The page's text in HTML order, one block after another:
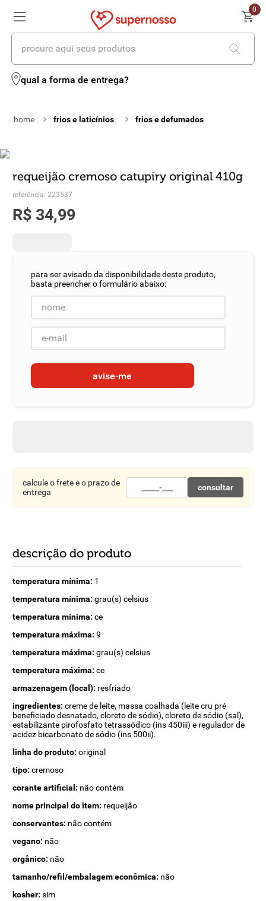
0
procure aqui seus produtos
qual a forma de entrega?
frios e laticínios frios e defumados
requeijão cremoso catupiry original 410g
referência: 223537
R$ 34,99
avise-me
calcule o frete e o prazo de
entrega
consultar
descrição do produto
temperatura mínima: 1
temperatura mínima: grau(s) celsius
temperatura mínima: ce
temperatura máxima: 9
temperatura máxima: grau(s) celsius
temperatura máxima: ce
armazenagem (local): resfriado
ingredientes: creme de leite, massa coalhada (leite cru pré-
beneficiado desnatado, cloreto de sódio), cloreto de sódio (sal),
estabilizante pirofosfato tetrassódico (ins 450iii) e regulador de
acidez bicarbonato de sódio (ins 500ii).
linha do produto: original
tipo: cremoso
corante artificial: não contém
nome principal do item: requeijão
conservantes: não contém
vegano: não
orgânico: não
tamanho/refil/embalagem econômica: não
kosher: sim
termos mais buscados
2º leite
4º iogurte
5º queijo
6º vinhos
º detergente
º macarrão
10º chocolate